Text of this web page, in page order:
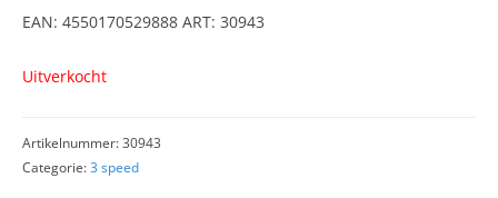
EAN: 4550170529888 ART: 30943
Uitverkocht
Artikelnummer:30943
Categorie:3 speed